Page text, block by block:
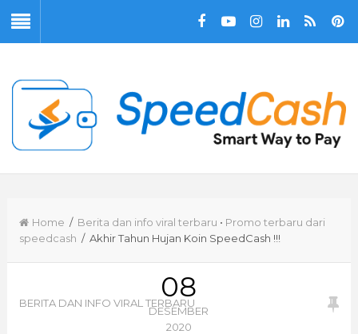
Home / Berita dan info viral terbaru • Promo terbaru dari
speedcash / Akhir Tahun Hujan Koin SpeedCash !!!
08
DESEMBER
2020
BERITA DAN INFO VIRAL TERBARU